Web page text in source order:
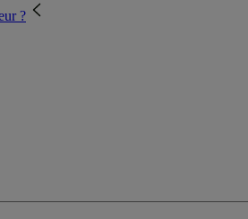
?